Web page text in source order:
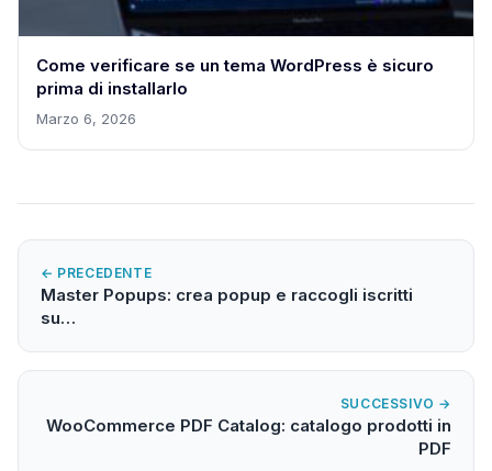
Come verificare se un tema WordPress è sicuro
prima di installarlo
Marzo 6, 2026
← PRECEDENTE
Master Popups: crea popup e raccogli iscritti
su…
SUCCESSIVO →
WooCommerce PDF Catalog: catalogo prodotti in
PDF